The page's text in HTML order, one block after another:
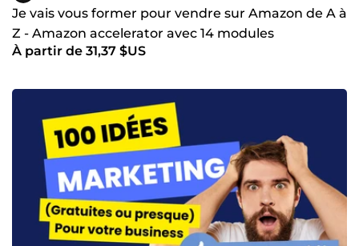
Je vais vous former pour vendre sur Amazon de A à
Z - Amazon accelerator avec 14 modules
À partir de 31,37 $US